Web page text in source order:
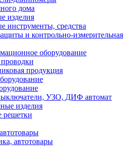
дома
изделия
инструменты, средства
и контрольно-измерительная
оборудование
продукция
УЗО, ДИФ автомат
изделия
решетки
автотовары